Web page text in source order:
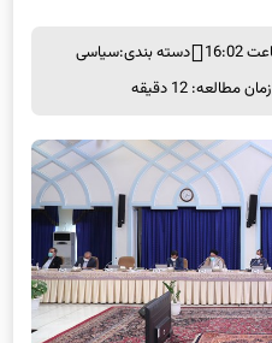
دسته بندی:سیاسی
زمان مطالعه: 12 دقیقه